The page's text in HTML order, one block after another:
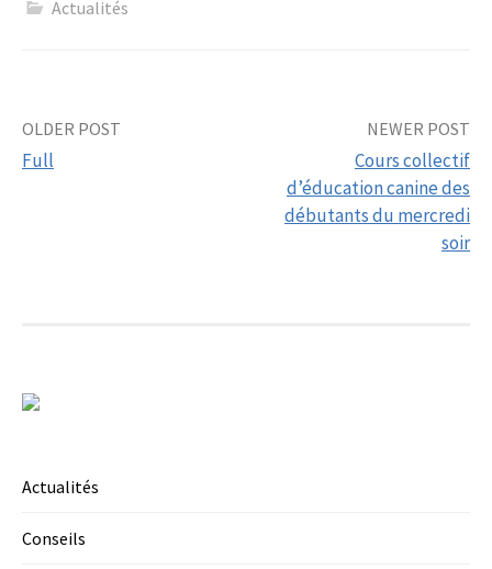
Actualités
Post
OLDER POST
Full
NEWER POST
Cours collectif
d’éducation canine des
débutants du mercredi
soir
Actualités
Conseils